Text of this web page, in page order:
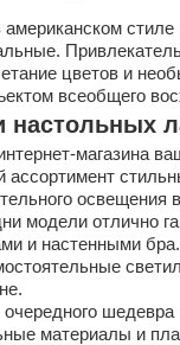
стиле
цветов и
всеобщего
настольных
магазина
ассортимент
освещения
модели отлично
и настенными
шедевра
материалы и